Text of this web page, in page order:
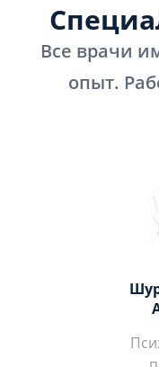
Все врачи
опыт.